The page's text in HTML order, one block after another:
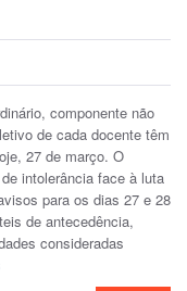
componente não
de cada docente têm
27 de março. O
intolerância face à luta
para os dias 27 e 28
de antecedência,
consideradas